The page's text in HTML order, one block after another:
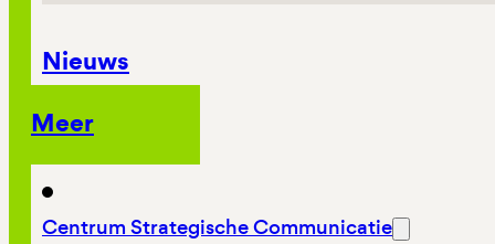
Nieuws
Meer
Centrum Strategische Communicatie